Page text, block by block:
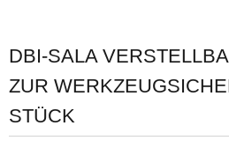
DBI-SALA
ZUR
STÜCK